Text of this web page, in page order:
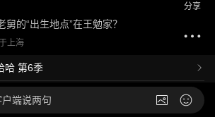
的“出生地点”在王勉家？
上海
哈 第6季
分享
端说两句